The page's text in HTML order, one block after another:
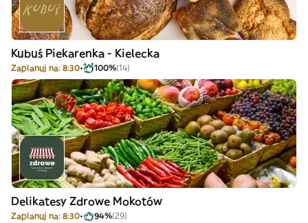
Kubuś Piekarenka - Kielecka
Zaplanuj na: 8:30 100%(14)
Delikatesy Zdrowe Mokotów
Zaplanuj na: 8:30 94%(29)